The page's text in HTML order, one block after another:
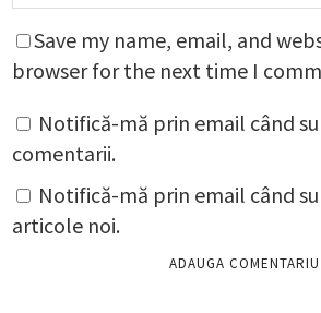
Save my name, email, and
browser for the next time I
Notifică-mă prin email când
comentarii.
Notifică-mă prin email când
articole noi.